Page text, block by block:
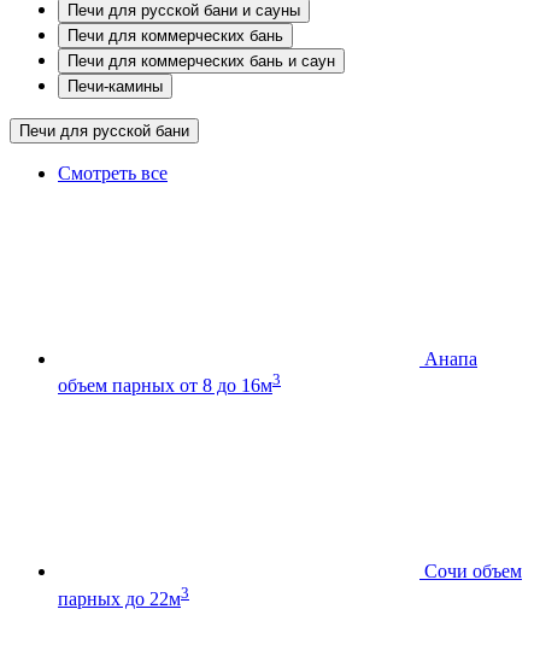
Печи для русской бани и сауны
Печи для коммерческих бань
Печи для коммерческих бань и саун
Печи-камины
Печи для русской бани
Смотреть все
Анапа
объем парных от 8 до 16м3
Сочи объем
парных до 22м3